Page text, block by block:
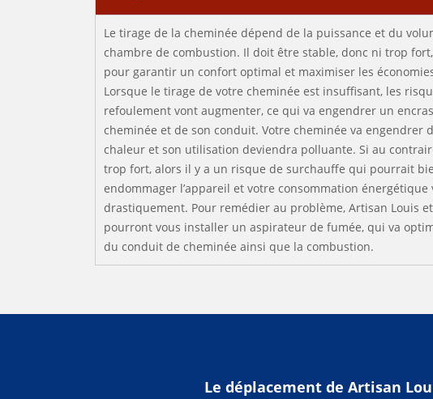
Le tirage de la cheminée dépend de la puissance et du
chambre de combustion. Il doit être stable, donc ni trop
pour garantir un confort optimal et maximiser les
Lorsque le tirage de votre cheminée est insuffisant, les
refoulement vont augmenter, ce qui va engendrer un
cheminée et de son conduit. Votre cheminée va engendrer
chaleur et son utilisation deviendra polluante. Si au
trop fort, alors il y a un risque de surchauffe qui pourrait
endommager l’appareil et votre consommation énergétique
drastiquement. Pour remédier au problème, Artisan Louis
pourront vous installer un aspirateur de fumée, qui va
du conduit de cheminée ainsi que la combustion.
Le déplacement de Artisan